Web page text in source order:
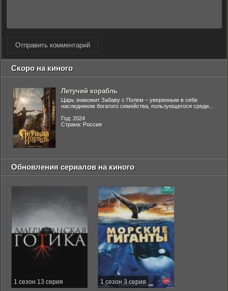
Отправить комментарий
Скоро на киного
Летучий корабль
Царь знакомит Забаву с Полем – уверенным в себе
наследником богатого семейства, пользующегося среди...
Год: 2024
Страна: Россия
Обновления сериалов на киного
1 сезон 13 серия 1 сезон 3 серия